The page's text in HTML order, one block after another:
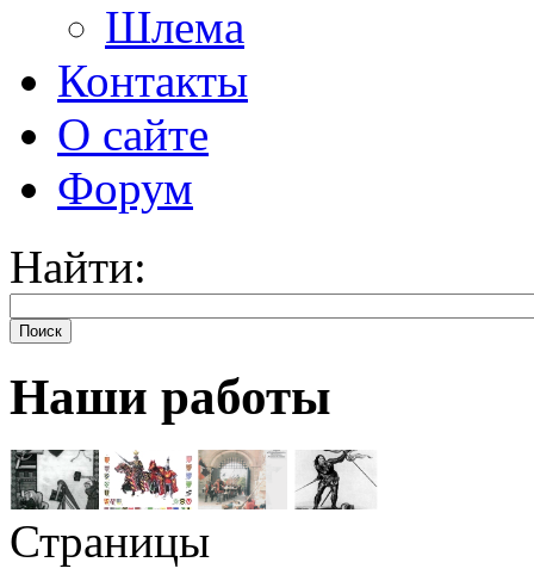
Шлема
Контакты
О сайте
Форум
Найти:
Поиск
Наши работы
Страницы